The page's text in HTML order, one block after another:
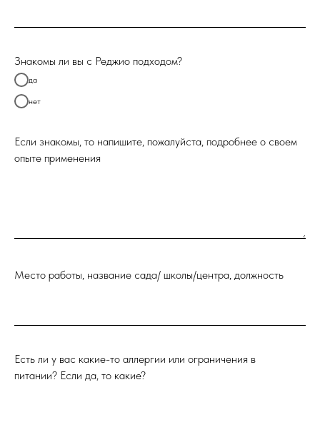
Знакомы ли вы с Реджио подходом?
да
нет
Если знакомы, то напишите, пожалуйста, подробнее о своем
опыте применения
Место работы, название сада/ школы/центра, должность
Есть ли у вас какие-то аллергии или ограничения в
питании? Если да, то какие?